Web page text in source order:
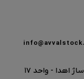
اهدا - واحد 17